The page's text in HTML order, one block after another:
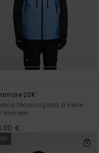
20K
técnico para a neve
Homem
€